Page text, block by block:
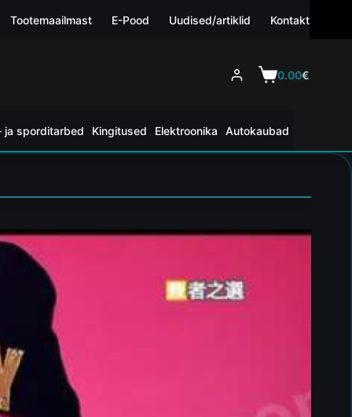
Tootemaailmast E-Pood Uudised/artiklid Kontakt
0.00€
ja sporditarbed Kingitused Elektroonika Autokaubad